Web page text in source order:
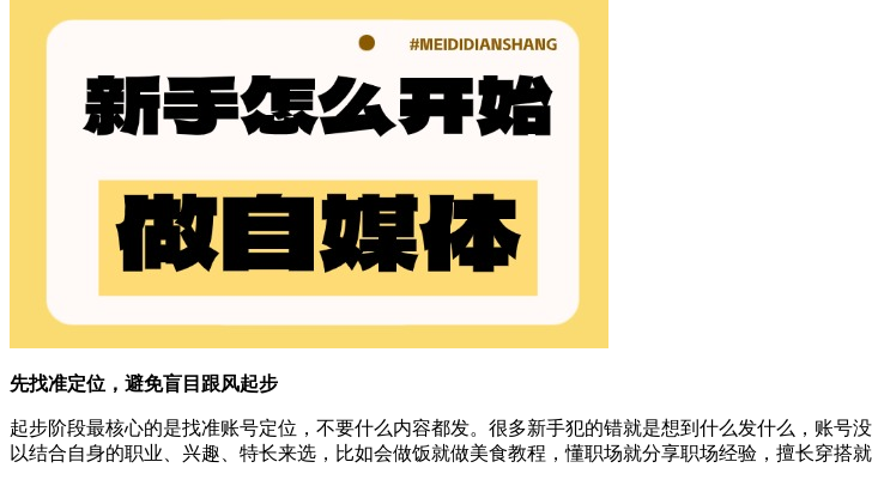
先找准定位，避免盲目跟风起步
起步阶段最核心的是找准账号定位，不要什么内容都发。很多新手犯的错就是想到什么发什么，账
以结合自身的职业、兴趣、特长来选，比如会做饭就做美食教程，懂职场就分享职场经验，擅长穿搭就